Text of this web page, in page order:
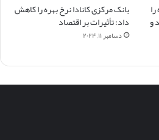
و
بانک مرکزی کانادا نرخ بهره را کاهش
داد: تأثیرات بر اقتصاد
دسامبر ۱۱, ۲۰۲۴